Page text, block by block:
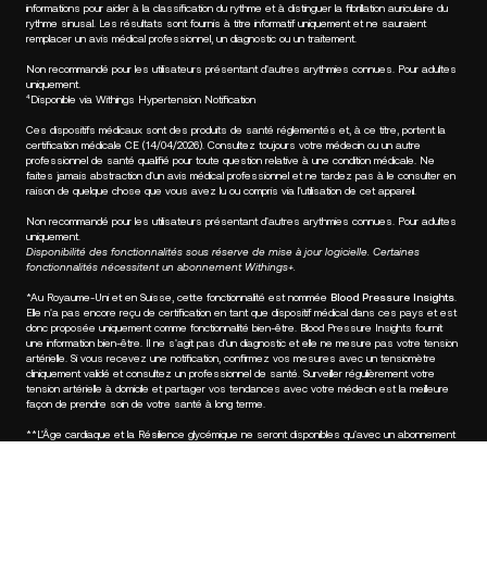
informations pour aider à la classification du rythme et à distinguer la fibrillation auriculaire du
rythme sinusal. Les résultats sont fournis à titre informatif uniquement et ne sauraient
remplacer un avis médical professionnel, un diagnostic ou un traitement.
Non recommandé pour les utilisateurs présentant d'autres arythmies connues. Pour adultes
uniquement.
⁴Disponible via Withings Hypertension Notification
Ces dispositifs médicaux sont des produits de santé réglementés et, à ce titre, portent la
certification médicale CE (14/04/2026). Consultez toujours votre médecin ou un autre
professionnel de santé qualifié pour toute question relative à une condition médicale. Ne
faites jamais abstraction d'un avis médical professionnel et ne tardez pas à le consulter en
raison de quelque chose que vous avez lu ou compris via l'utilisation de cet appareil.
Non recommandé pour les utilisateurs présentant d'autres arythmies connues. Pour adultes
uniquement.
Disponibilité des fonctionnalités sous réserve de mise à jour logicielle. Certaines
fonctionnalités nécessitent un abonnement Withings+.
*Au Royaume-Uni et en Suisse, cette fonctionnalité est nommée Blood Pressure Insights
Elle n'a pas encore reçu de certification en tant que dispositif médical dans ces pays et est
donc proposée uniquement comme fonctionnalité bien-être. Blood Pressure Insights fournit
une information bien-être. Il ne s'agit pas d'un diagnostic et elle ne mesure pas votre tension
artérielle. Si vous recevez une notification, confirmez vos mesures avec un tensiomètre
cliniquement validé et consultez un professionnel de santé. Surveiller régulièrement votre
tension artérielle à domicile et partager vos tendances avec votre médecin est la meilleure
façon de prendre soin de votre santé à long terme.
**L'Âge cardiaque et la Résilience glycémique ne seront disponibles qu'avec un abonnement